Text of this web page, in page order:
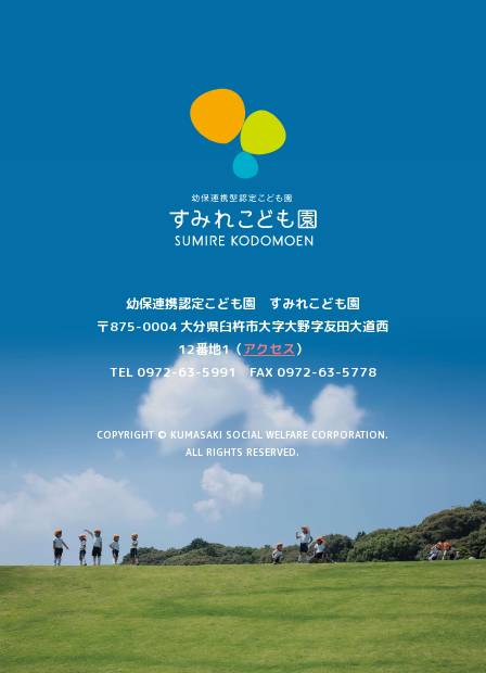
も
幼保連携認定こども園 すみれこども園
〒875-0004大分県臼杵市大字大野字友田大道西
12番地1（アクセス）
TEL 0972-63-5991
FAX 0972-63-5778
COPYRIGHT © KUMASAKI SOCIAL WELFARE CORPORATION.
ALL RIGHTS RESERVED.